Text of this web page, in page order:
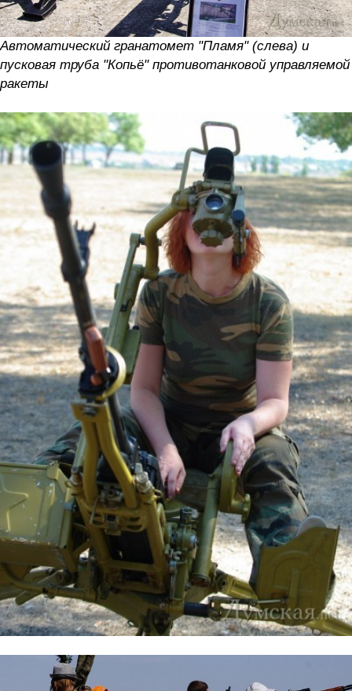
Автоматический гранатомет "Пламя" (слева) и
пусковая труба "Копьё" противотанковой управляемой
ракеты